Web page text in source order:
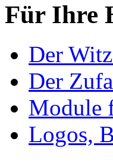
Für Ihre
Der
Der
Module
Logos,